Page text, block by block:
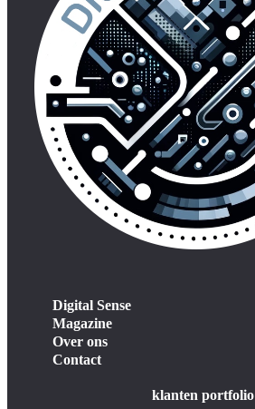
Digital Sense
Magazine
Over ons
Contact
klanten portfolio